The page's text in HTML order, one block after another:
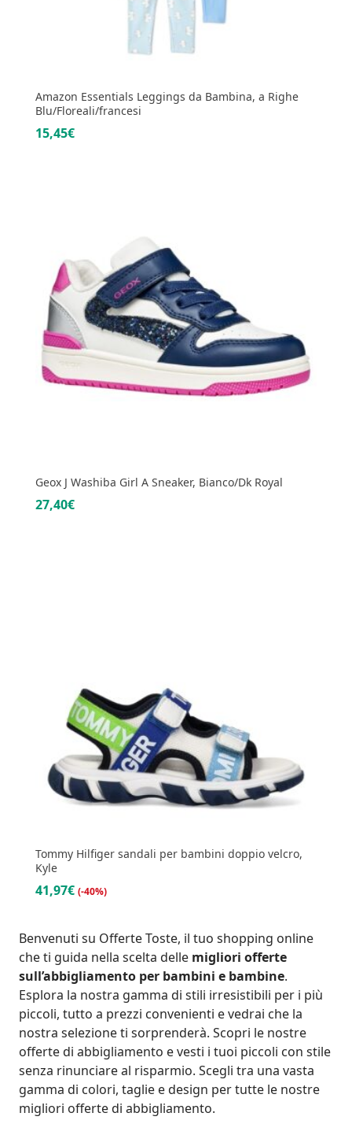
Amazon Essentials Leggings da Bambina, a Righe
Blu/Floreali/francesi
15,45€
Geox J Washiba Girl A Sneaker, Bianco/Dk Royal
27,40€
Tommy Hilfiger sandali per bambini doppio velcro,
Kyle
41,97€ (-40%)
Benvenuti su Offerte Toste, il tuo shopping online
che ti guida nella scelta delle migliori offerte
sull’abbigliamento per bambini e bambine.
Esplora la nostra gamma di stili irresistibili per i più
piccoli, tutto a prezzi convenienti e vedrai che la
nostra selezione ti sorprenderà. Scopri le nostre
offerte di abbigliamento e vesti i tuoi piccoli con stile
senza rinunciare al risparmio. Scegli tra una vasta
gamma di colori, taglie e design per tutte le nostre
migliori offerte di abbigliamento.